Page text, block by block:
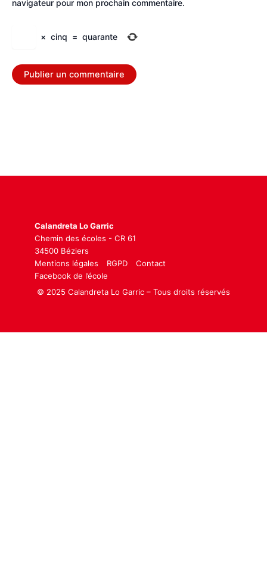
navigateur pour mon prochain commentaire.
× cinq = quarante
Calandreta Lo Garric
Chemin des écoles - CR 61
34500 Béziers
Mentions légales
RGPD
Contact
Facebook de l’école
© 2025 Calandreta Lo Garric – Tous droits réservés